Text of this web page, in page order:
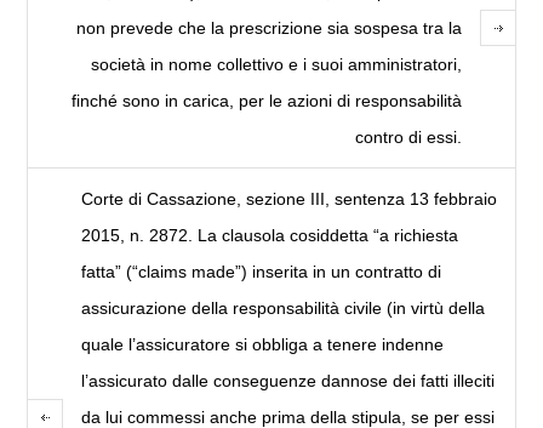
non prevede che la prescrizione sia sospesa tra la
società in nome collettivo e i suoi amministratori,
finché sono in carica, per le azioni di responsabilità
contro di essi.
Corte di Cassazione, sezione III, sentenza 13 febbraio
2015, n. 2872. La clausola cosiddetta “a richiesta
fatta” (“claims made”) inserita in un contratto di
assicurazione della responsabilità civile (in virtù della
quale l’assicuratore si obbliga a tenere indenne
l’assicurato dalle conseguenze dannose dei fatti illeciti
da lui commessi anche prima della stipula, se per essi